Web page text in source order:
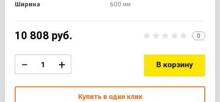
Ширина 600 мм
10 808 руб. 0
− + В корзину
Купить в один клик